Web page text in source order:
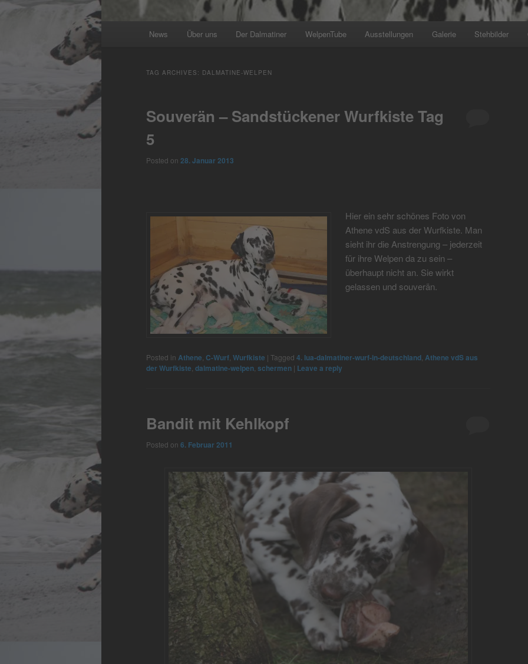
News Über uns Der Dalmatiner WelpenTube Ausstellungen Galerie Stehbilder
TAG ARCHIVES: DALMATINE-WELPEN
Souverän – Sandstückener Wurfkiste Tag
5
Posted on 28. Januar 2013
Hier ein sehr schönes Foto von
Athene vdS aus der Wurfkiste. Man
sieht ihr die Anstrengung – jederzeit
für ihre Welpen da zu sein –
überhaupt nicht an. Sie wirkt
gelassen und souverän.
Posted in Athene C-Wurf Wurfkiste | Tagged 4. lua-dalmatiner-wurf-in-deutschland Athene vdS aus
der Wurfkiste dalmatine-welpen schermen | Leave a reply
Bandit mit Kehlkopf
Posted on 6. Februar 2011
+++ Wir planen den